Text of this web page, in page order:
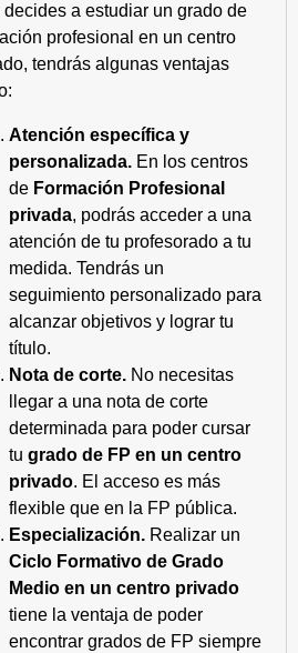
decides a estudiar un grado de
profesional en un centro
tendrás algunas ventajas
Atención específica y
personalizada. En los centros
de Formación Profesional
privada, podrás acceder a una
atención de tu profesorado a tu
medida. Tendrás un
seguimiento personalizado para
alcanzar objetivos y lograr tu
título.
Nota de corte. No necesitas
llegar a una nota de corte
determinada para poder cursar
tu grado de FP en un centro
privado. El acceso es más
flexible que en la FP pública.
Especialización. Realizar un
Ciclo Formativo de Grado
Medio en un centro privado
tiene la ventaja de poder
encontrar grados de FP siempre